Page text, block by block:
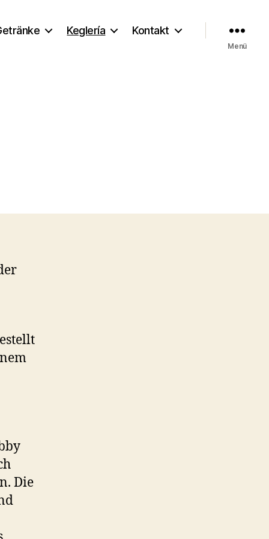
Keglería Kontakt
Menü
Die